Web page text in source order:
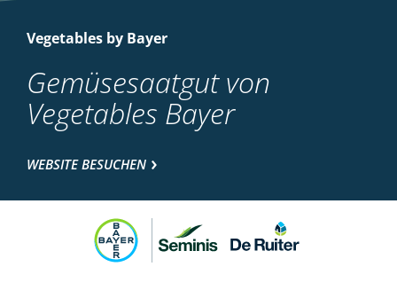
Vegetables by Bayer
Gemüsesaatgut von
Vegetables Bayer
WEBSITE BESUCHEN